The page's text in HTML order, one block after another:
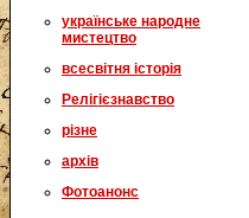
українське народне
мистецтво
всесвітня історія
Релігієзнавство
різне
архів
Фотоанонс